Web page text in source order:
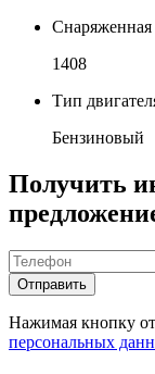
Снаряженная
1408
Тип
Бензиновый
Получить
Отправить
Нажимая кнопку
персональных